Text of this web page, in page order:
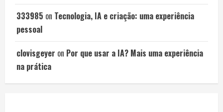
333985 on Tecnologia, IA e criação: uma experiência
pessoal
clovisgeyer on Por que usar a IA? Mais uma experiência
na prática